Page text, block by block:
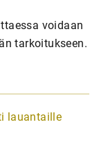
voidaan
tarkoitukseen.
lauantaille